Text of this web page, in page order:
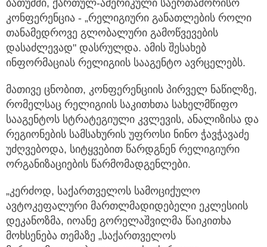
ბათუმში, ქართულ-ამერიკული საერთაშორისო
კონფერენცია - „რელიგიური განათლების როლი
თანამედროვე გლობალური გამოწვევების
დასაძლევად" დასრულდა. ამის შესახებ
ინფორმაციას რელიგიის სააგენტო ავრცელებს.
მათივე ცნობით, კონფერენციის პირველ ნაწილზე,
რომელსაც რელიგიის საკითხთა სახელმწიფო
სააგენტოს სტრატეგიული კვლევის, ანალიზისა და
რეგიონების სამსახურის უფროსი ნინო ჭავჭავაძე
უძღვებოდა, სიტყვებით წარდგნენ რელიგიური
ორგანიზაციების წარმომადგენლები.
„კერძოდ, საქართველოს სამოციქულო
ავტოკეფალური მართლმადიდებელი ეკლესიის
დეკანოზმა, იოანე გორელაშვილმა წაიკითხა
მოხსენება თემაზე „საქართველოს